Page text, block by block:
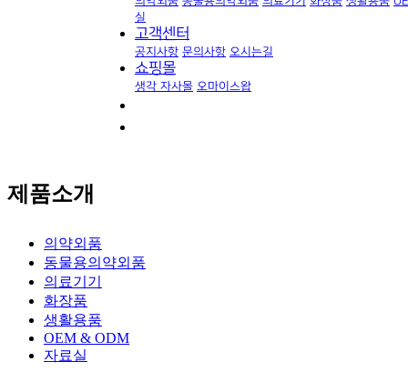
실
고객센터
공지사항 문의사항 오시는길
쇼핑몰
생각 자사몰 오마이스왑
제품소개
의약외품
동물용의약외품
의료기기
화장품
생활용품
OEM & ODM
자료실